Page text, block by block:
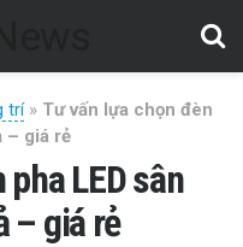
trí» Tư vấn lựa chọn đèn
– giá rẻ
LED sân
– giá rẻ